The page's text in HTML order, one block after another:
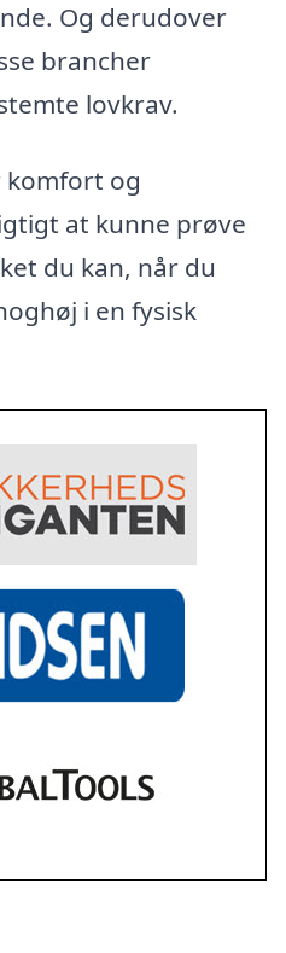
Og derudover
brancher
lovkrav.
og
at kunne prøve
du kan, når du
i en fysisk